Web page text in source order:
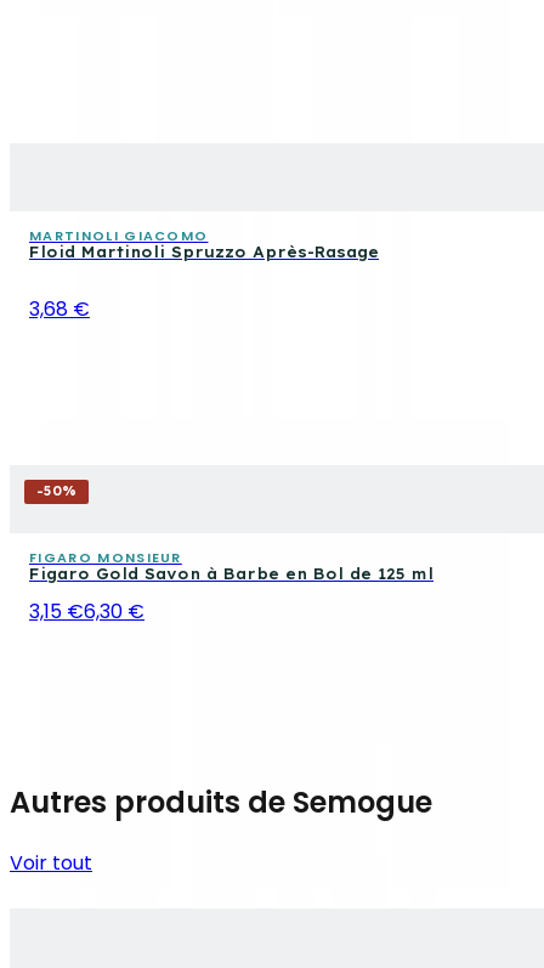
MARTINOLI GIACOMO
Floid Martinoli Spruzzo Après-Rasage
3,68 €
-50%
FIGARO MONSIEUR
Figaro Gold Savon à Barbe en Bol de 125 ml
3,15 €6,30 €
Autres produits de Semogue
Voir tout